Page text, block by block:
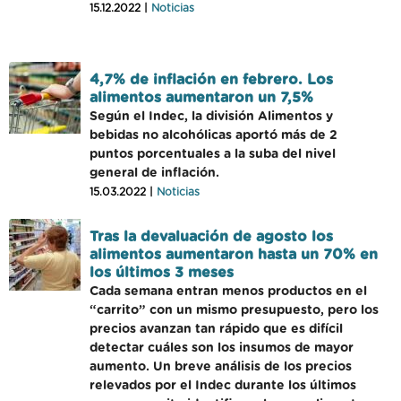
15.12.2022 | Noticias
4,7% de inflación en febrero. Los
alimentos aumentaron un 7,5%
Según el Indec, la división Alimentos y
bebidas no alcohólicas aportó más de 2
puntos porcentuales a la suba del nivel
general de inflación.
15.03.2022 | Noticias
Tras la devaluación de agosto los
alimentos aumentaron hasta un 70% en
los últimos 3 meses
Cada semana entran menos productos en el
“carrito” con un mismo presupuesto, pero los
precios avanzan tan rápido que es difícil
detectar cuáles son los insumos de mayor
aumento. Un breve análisis de los precios
relevados por el Indec durante los últimos